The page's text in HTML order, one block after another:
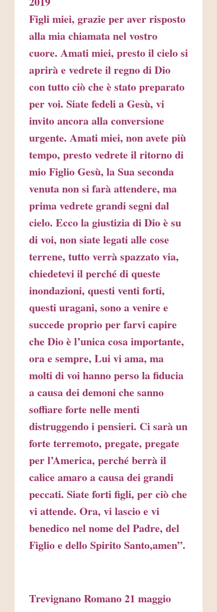
Figli miei, grazie per aver risposto
alla mia chiamata nel vostro
cuore. Amati miei, presto il cielo si
aprirà e vedrete il regno di Dio
con tutto ciò che è stato preparato
per voi. Siate fedeli a Gesù, vi
invito ancora alla conversione
urgente. Amati miei, non avete più
tempo, presto vedrete il ritorno di
mio Figlio Gesù, la Sua seconda
venuta non si farà attendere, ma
prima vedrete grandi segni dal
cielo. Ecco la giustizia di Dio è su
di voi, non siate legati alle cose
terrene, tutto verrà spazzato via,
chiedetevi il perché di queste
inondazioni, questi venti forti,
questi uragani, sono a venire e
succede proprio per farvi capire
che Dio è l’unica cosa importante,
ora e sempre, Lui vi ama, ma
molti di voi hanno perso la fiducia
a causa dei demoni che sanno
soffiare forte nelle menti
distruggendo i pensieri. Ci sarà un
forte terremoto, pregate, pregate
per l’America, perché berrà il
calice amaro a causa dei grandi
peccati. Siate forti figli, per ciò che
vi attende. Ora, vi lascio e vi
benedico nel nome del Padre, del
Figlio e dello Spirito Santo,amen”.
Trevignano Romano 21 maggio